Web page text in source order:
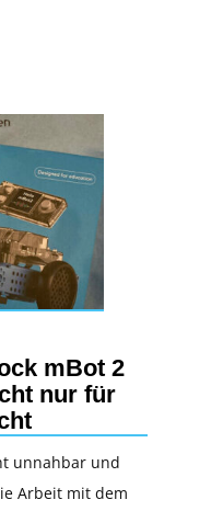
mBot 2
nur für
unnahbar und
Arbeit mit dem